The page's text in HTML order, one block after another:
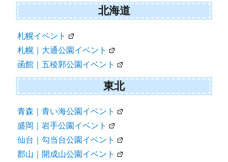
北海道
札幌イベント
札幌｜大通公園イベント
函館｜五稜郭公園イベント
東北
青森｜青い海公園イベント
盛岡｜岩手公園イベント
仙台｜勾当台公園イベント
郡山｜開成山公園イベント